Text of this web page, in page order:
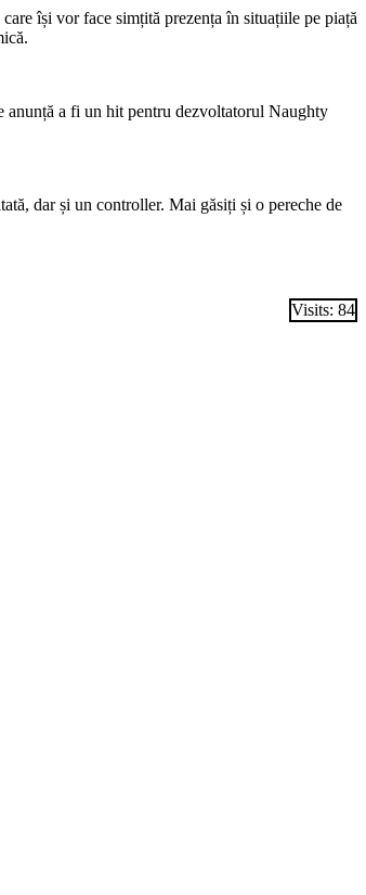
își vor face simțită prezența în situațiile pe piață
anunță a fi un hit pentru dezvoltatorul Naughty
dar și un controller. Mai găsiți și o pereche de
Visits: 84